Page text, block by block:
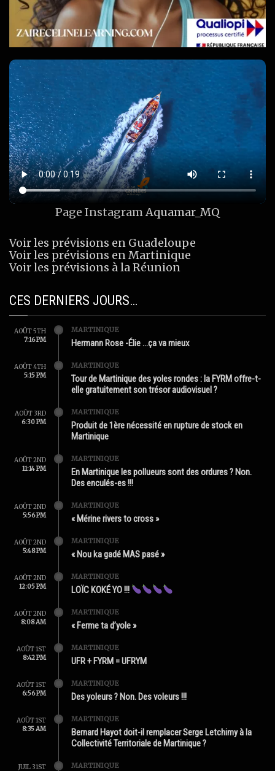
Page InstagramAquamar_MQ
Voir les prévisions en Guadeloupe
Voir les prévisions en Martinique
Voir les prévisions à la Réunion
CES DERNIERS JOURS…
AOÛT 5TH
7:16 PM
MARTINIQUE
Hermann Rose -Élie …ça va mieux
AOÛT 4TH
5:15 PM
MARTINIQUE
Tour de Martinique des yoles rondes : la FYRM offre-t-
elle gratuitement son trésor audiovisuel ?
AOÛT 3RD
6:30 PM
MARTINIQUE
Produit de 1ère nécessité en rupture de stock en
Martinique
AOÛT 2ND
11:14 PM
MARTINIQUE
En Martinique les pollueurs sont des ordures ? Non.
Des enculés-es !!!
AOÛT 2ND
5:56 PM
MARTINIQUE
« Mérine rivers to cross »
AOÛT 2ND
5:48 PM
MARTINIQUE
« Nou ka gadé MAS pasé »
AOÛT 2ND
12:05 PM
MARTINIQUE
LOÏC KOKÉ YO !!!
AOÛT 2ND
8:08 AM
MARTINIQUE
« Ferme ta d’yole »
AOÛT 1ST
8:42 PM
MARTINIQUE
UFR + FYRM = UFRYM
AOÛT 1ST
6:56 PM
MARTINIQUE
Des yoleurs ? Non. Des voleurs !!!
AOÛT 1ST
8:35 AM
MARTINIQUE
Bernard Hayot doit-il remplacer Serge Letchimy à la
Collectivité Territoriale de Martinique ?
JUIL 31ST MARTINIQUE